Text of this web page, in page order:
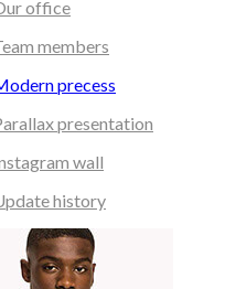
office
members
precess
presentation
wall
history